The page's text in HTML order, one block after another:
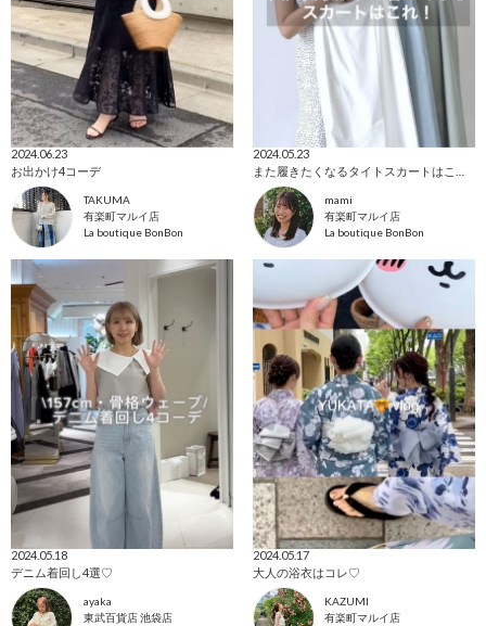
2024.06.23
お出かけ4コーデ
TAKUMA
有楽町マルイ店
La boutique BonBon
2024.05.23
mami
有楽町マルイ店
La boutique BonBon
2024.05.18
デニム着回し4選♡
ayaka
東武百貨店 池袋店
2024.05.17
大人の浴衣はコレ♡
KAZUMI
有楽町マルイ店